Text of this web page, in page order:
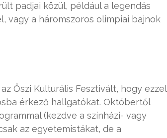
padjai közül, például a legendás
vagy a háromszoros olimpiai bajnok
Őszi Kulturális Fesztivált, hogy ezzel
érkező hallgatókat. Októbertől
(kezdve a színházi- vagy
az egyetemistákat, de a